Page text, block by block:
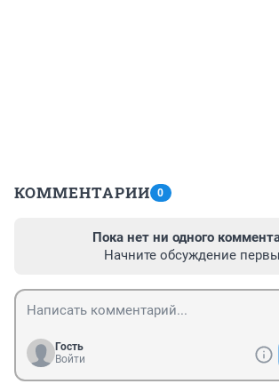
КОММЕНТАРИИ 0
Пока нет ни одного
Начните обсуждение
Гость
Войти